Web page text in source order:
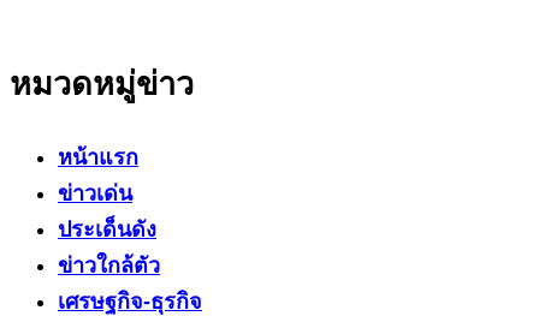
หมวดหมู่ข่าว
หน้าแรก
ข่าวเด่น
ประเด็นดัง
ข่าวใกล้ตัว
เศรษฐกิจ-ธุรกิจ